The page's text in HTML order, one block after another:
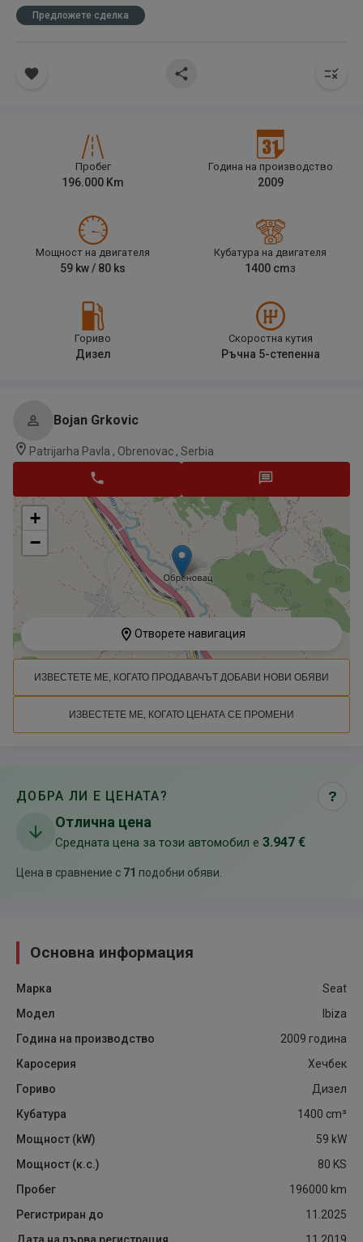
Предложете сделка
Пробег
196.000 Km
Година на производство
2009
Мощност на двигателя
59 kw / 80 ks
Кубатура на двигателя
1400 cm3
Гориво
Дизел
Скоростна кутия
Ръчна 5-степенна
Bojan Grkovic
Patrijarha Pavla , Obrenovac , Serbia
+
−
Отворете навигация
ИЗВЕСТЕТЕ МЕ, КОГАТО ПРОДАВАЧЪТ ДОБАВИ НОВИ ОБЯВИ
ИЗВЕСТЕТЕ МЕ, КОГАТО ЦЕНАТА СЕ ПРОМЕНИ
ДОБРА ЛИ Е ЦЕНАТА? ?
Отлична цена
Средната цена за този автомобил е 3.947 €
Цена в сравнение с 71 подобни обяви
Основна информация
Марка
Seat
Модел
Ibiza
Година на производство
2009 година
Каросерия
Хечбек
Гориво
Дизел
Кубатура
1400 cm³
Мощност (kW)
59 kW
Мощност (к.с.)
80 KS
Пробег
196000 km
Регистриран до
11.2025